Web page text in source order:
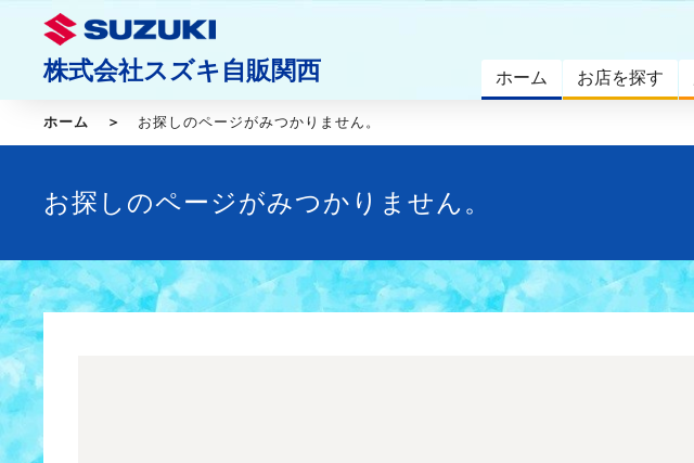
株式会社スズキ自販関西 ホーム お店を探す
ホーム お探しのページがみつかりません。
お探しのページがみつかりません。